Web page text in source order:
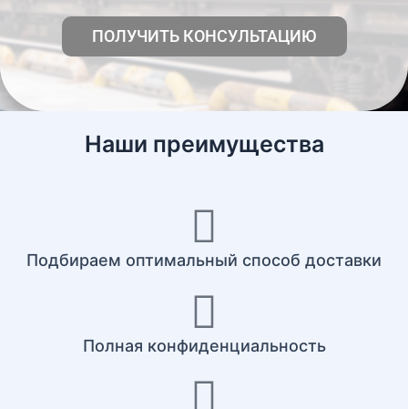
ПОЛУЧИТЬ КОНСУЛЬТАЦИЮ
Наши преимущества
Подбираем оптимальный способ доставки
Полная конфиденциальность